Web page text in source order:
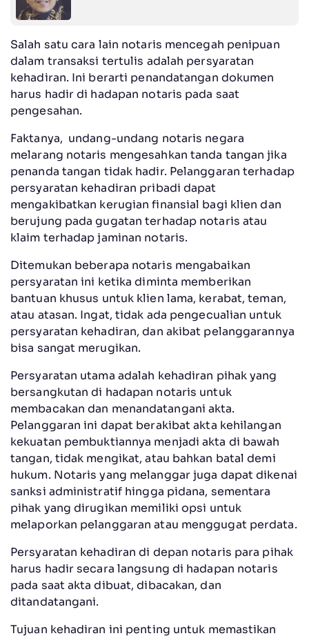
Salah satu cara lain notaris mencegah penipuan
dalam transaksi tertulis adalah persyaratan
kehadiran. Ini berarti penandatangan dokumen
harus hadir di hadapan notaris pada saat
pengesahan.
Faktanya, undang-undang notaris negara
melarang notaris mengesahkan tanda tangan jika
penanda tangan tidak hadir. Pelanggaran terhadap
persyaratan kehadiran pribadi dapat
mengakibatkan kerugian finansial bagi klien dan
berujung pada gugatan terhadap notaris atau
klaim terhadap jaminan notaris.
Ditemukan beberapa notaris mengabaikan
persyaratan ini ketika diminta memberikan
bantuan khusus untuk klien lama, kerabat, teman,
atau atasan. Ingat, tidak ada pengecualian untuk
persyaratan kehadiran, dan akibat pelanggarannya
bisa sangat merugikan.
Persyaratan utama adalah kehadiran pihak yang
bersangkutan di hadapan notaris untuk
membacakan dan menandatangani akta.
Pelanggaran ini dapat berakibat akta kehilangan
kekuatan pembuktiannya menjadi akta di bawah
tangan, tidak mengikat, atau bahkan batal demi
hukum. Notaris yang melanggar juga dapat dikenai
sanksi administratif hingga pidana, sementara
pihak yang dirugikan memiliki opsi untuk
melaporkan pelanggaran atau menggugat perdata.
Persyaratan kehadiran di depan notaris para pihak
harus hadir secara langsung di hadapan notaris
pada saat akta dibuat, dibacakan, dan
ditandatangani.
Tujuan kehadiran ini penting untuk memastikan